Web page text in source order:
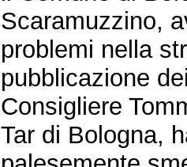
Scaramuzzino,
problemi nella
pubblicazione
Consigliere
Tar di Bologna,